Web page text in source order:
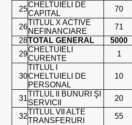
25
CHELTUIELI DE
CAPITAL
70
26
TITLUL X ACTIVE
NEFINANCIARE
71
28TOTAL GENERAL 5000
29
CHELTUIELI
CURENTE
1
30
TITLUL I
CHELTUIELI DE
PERSONAL
10
31
TITLUL II BUNURI ŞI
SERVICII
20
32
TITLUL VII ALTE
TRANSFERURI
55